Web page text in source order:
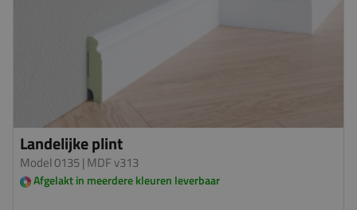
Landelijke plint
Model 0135| MDF v313
Afgelakt in meerdere kleuren leverbaar